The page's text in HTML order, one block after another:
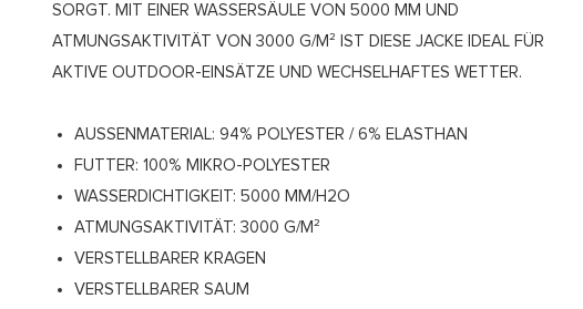
ORGT. MIT EINER WASSERSÄULE VON 5000 MM UND A
TMUNGSAKTIVITÄT VON 3000 G/M² IST DIESE JACKE IDEAL FÜR A
KTIVE OUTDOOR-EINSÄTZE UND WECHSELHAFTES WETTER.
AUSSENMATERIAL: 94% POLYESTER / 6% ELASTHAN
FUTTER: 100% MIKRO-POLYESTER
WASSERDICHTIGKEIT: 5000 MM/H2O
ATMUNGSAKTIVITÄT: 3000 G/M²
VERSTELLBARER KRAGEN
VERSTELLBARER SAUM